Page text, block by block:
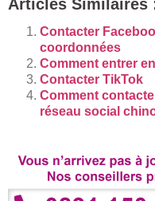
Articles Similaires
Contacter
coordonnées
Comment entrer
Contacter TikTok
Comment
réseau social